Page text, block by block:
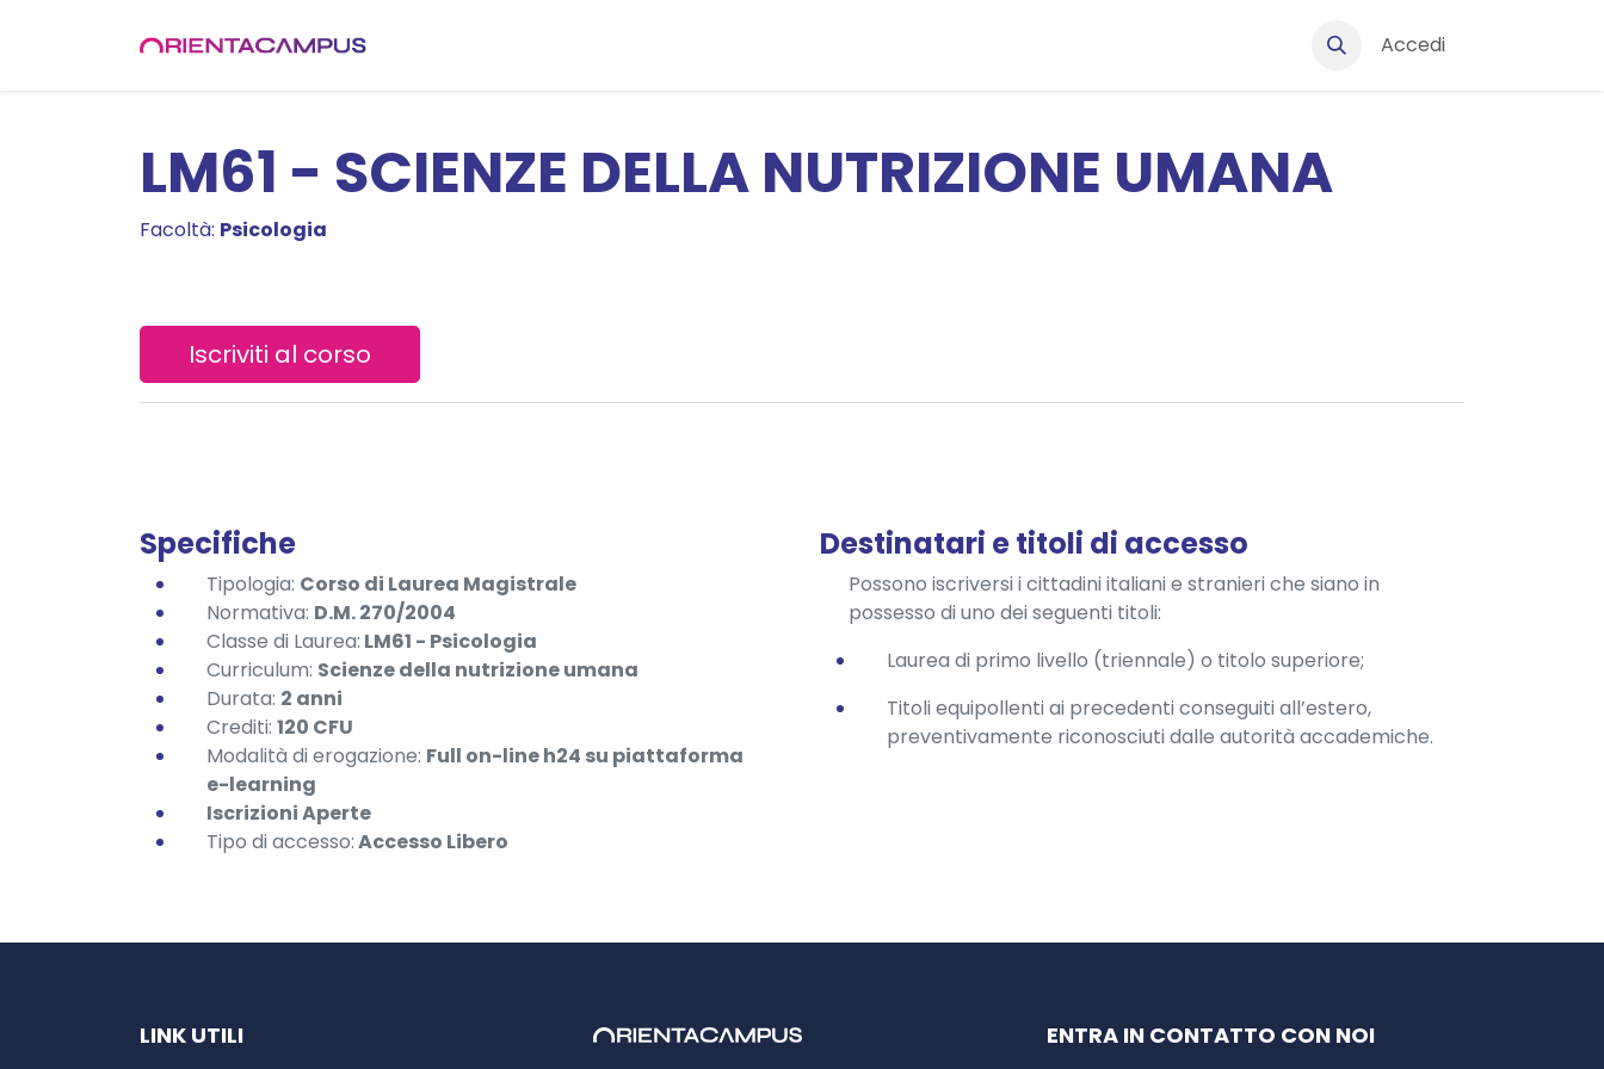
L8 - Ingegneria informatica e dell’automazione - Curriculum
Accedi
LM61 - SCIENZE DELLA NUTRIZIONE UMANA
Facoltà: Psicologia
Iscriviti al corso
Specifiche
Tipologia: Corso di Laurea Magistrale
Normativa: D.M. 270/2004
Classe di Laurea: LM61 - Psicologia
Curriculum: Scienze della nutrizione umana
Durata: 2 anni
Crediti: 120 CFU
Modalità di erogazione: Full on-line h24 su piattaforma
e-learning
Iscrizioni Aperte
Tipo di accesso:Accesso Libero
Destinatari e titoli di accesso
Possono iscriversi i cittadini italiani e stranieri che siano in
possesso di uno dei seguenti titoli:
Laurea di primo livello (triennale) o titolo superiore;
Titoli equipollenti ai precedenti conseguiti all’estero,
preventivamente riconosciuti dalle autorità accademiche.
LINK UTILI ENTRA IN CONTATTO CON NOI